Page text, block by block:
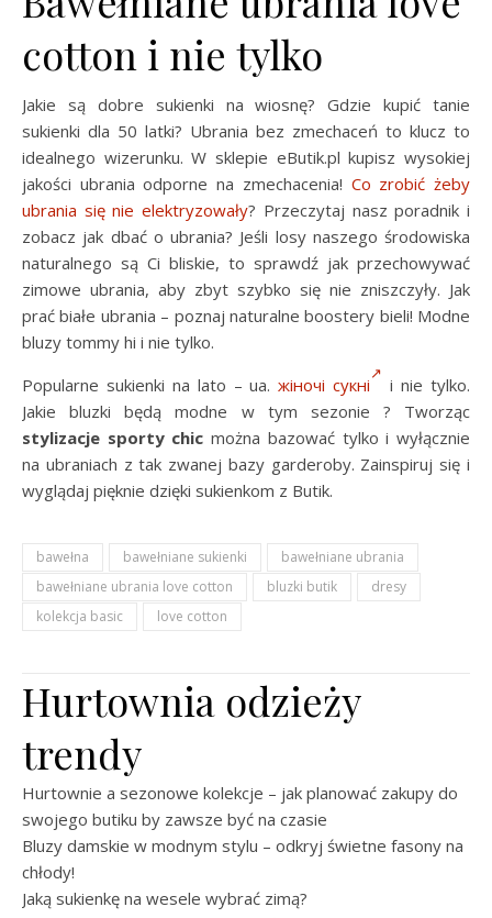
cotton i nie tylko
Jakie są dobre sukienki na wiosnę? Gdzie kupić tanie
sukienki dla 50 latki? Ubrania bez zmechaceń to klucz to
idealnego wizerunku. W sklepie eButik.pl kupisz wysokiej
jakości ubrania odporne na zmechacenia! Co zrobić żeby
ubrania się nie elektryzowały? Przeczytaj nasz poradnik i
zobacz jak dbać o ubrania? Jeśli losy naszego środowiska
naturalnego są Ci bliskie, to sprawdź jak przechowywać
zimowe ubrania, aby zbyt szybko się nie zniszczyły. Jak
prać białe ubrania – poznaj naturalne boostery bieli! Modne
bluzy tommy hi i nie tylko.
Popularne sukienki na lato – ua.жіночі сукні
i nie tylko.
Jakie bluzki będą modne w tym sezonie ? Tworząc
stylizacje sporty chic można bazować tylko i wyłącznie
na ubraniach z tak zwanej bazy garderoby. Zainspiruj się i
wyglądaj pięknie dzięki sukienkom z Butik.
bawełna bawełniane sukienki
bawełniane ubrania
bawełniane ubrania love cotton
bluzki butik
dresy
kolekcja basic
love cotton
Hurtownia odzieży
trendy
Hurtownie a sezonowe kolekcje – jak planować zakupy do
swojego butiku by zawsze być na czasie
Bluzy damskie w modnym stylu – odkryj świetne fasony na
chłody!
Jaką sukienkę na wesele wybrać zimą?